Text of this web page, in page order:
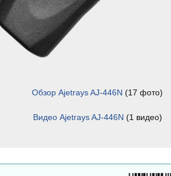
Обзор Ajetrays AJ-446N (17 фото)
Видео Ajetrays AJ-446N (1 видео)